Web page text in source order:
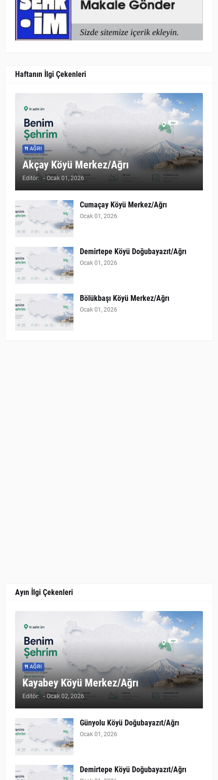
Haftanın İlgi Çekenleri
AĞRI
Akçay Köyü Merkez/Ağrı
Editör: - Ocak 01, 2026
Cumaçay Köyü Merkez/Ağrı
Ocak 01, 2026
Demirtepe Köyü Doğubayazıt/Ağrı
Ocak 01, 2026
Bölükbaşı Köyü Merkez/Ağrı
Ocak 01, 2026
Ayın İlgi Çekenleri
AĞRI
Kayabey Köyü Merkez/Ağrı
Editör: - Ocak 02, 2026
Günyolu Köyü Doğubayazıt/Ağrı
Ocak 01, 2026
Demirtepe Köyü Doğubayazıt/Ağrı